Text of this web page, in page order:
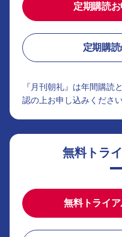
定期購読
定期購
『月刊朝礼』は年間購読
認の上お申し込みください
無料トラ
無料トライア